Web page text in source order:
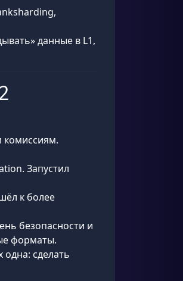
данные в L1,
комиссиям.
Запустил
к более
безопасности и
форматы.
сделать